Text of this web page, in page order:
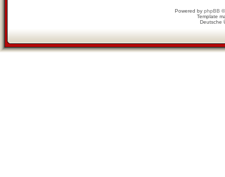
Powered by phpBB
Template
Deutsche